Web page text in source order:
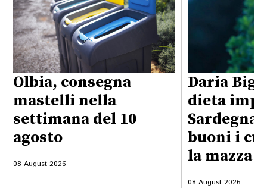
Olbia, consegna
mastelli nella
settimana del 10
agosto
08 August 2026
Daria
dieta
Sardegna:
buoni i
la mazza
08 August 2026